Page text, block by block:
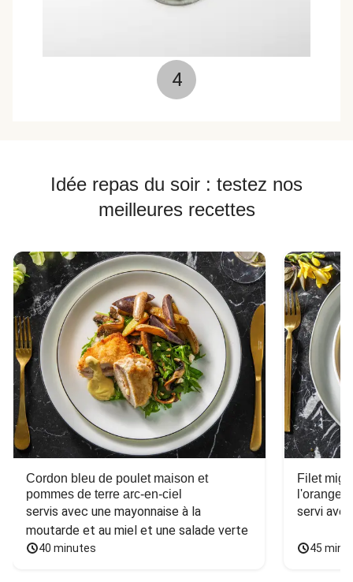
4
Idée repas du soir : testez nos
meilleures recettes
Cordon bleu de poulet maison et
pommes de terre arc-en-ciel
servis avec une mayonnaise à la
moutarde et au miel et une salade verte
40 minutes
Filet
l'orange
servi
45